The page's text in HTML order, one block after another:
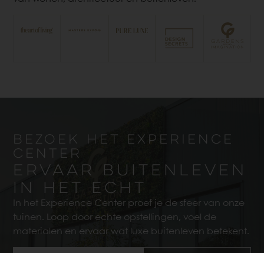
Bezoek het Experience
Center
ERVAAR BUITEN­LEVEN
IN HET ECHT
In het Experience Center proef je de sfeer van onze
tuinen. Loop door echte opstellingen, voel de
materialen en ervaar wat luxe buitenleven betekent.